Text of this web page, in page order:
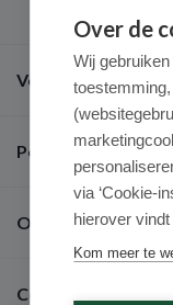
Veel gestelde
Populaire merken
Over ons
Contact
Over de
Wij
via ‘Cookie-
hierover
Kom meer te